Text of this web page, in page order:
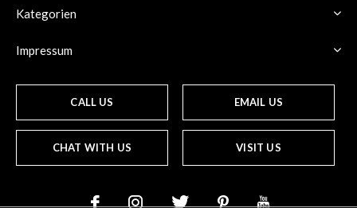
Kategorien
Impressum
CALL US EMAIL US
CHAT WITH US VISIT US